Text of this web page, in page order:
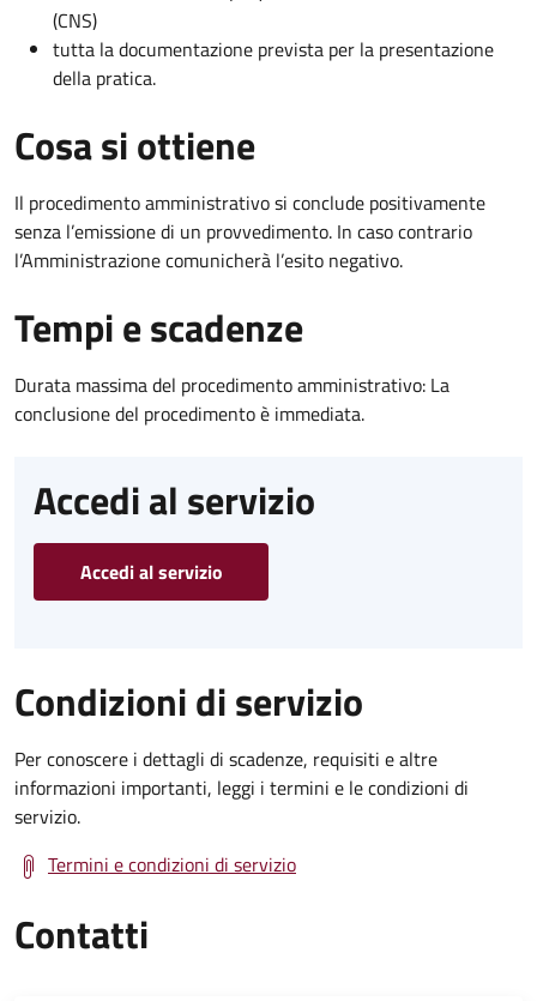
(CNS)
tutta la documentazione prevista per la presentazione
della pratica.
Cosa si ottiene
Il procedimento amministrativo si conclude positivamente
senza l’emissione di un provvedimento. In caso contrario
l’Amministrazione comunicherà l’esito negativo.
Tempi e scadenze
Durata massima del procedimento amministrativo: La
conclusione del procedimento è immediata.
Accedi al servizio
Accedi al servizio
Condizioni di servizio
Per conoscere i dettagli di scadenze, requisiti e altre
informazioni importanti, leggi i termini e le condizioni di
servizio.
Termini e condizioni di servizio
Contatti